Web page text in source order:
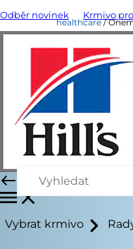
Odběr novinek Krmivo
Vybrat krmivo
healthcare